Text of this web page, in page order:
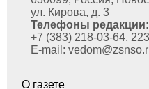
ул. Кирова, д. 3
Телефоны редакции:
+7 (383) 218-03-64,
E-mail:
О газете